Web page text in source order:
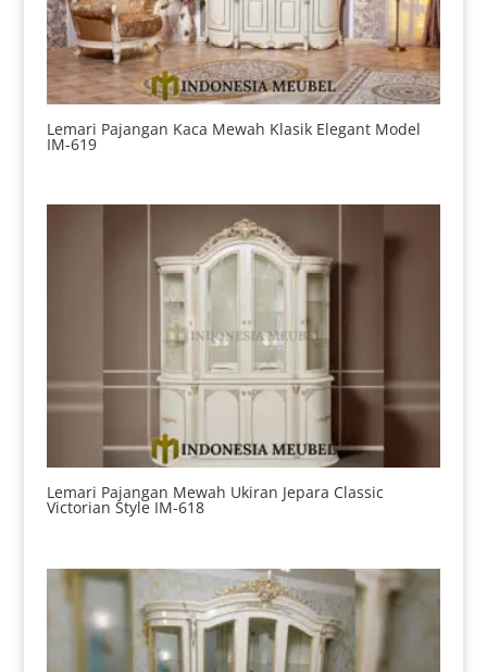
Lemari Pajangan Kaca Mewah Klasik Elegant Model
IM-619
Lemari Pajangan Mewah Ukiran Jepara Classic
Victorian Style IM-618